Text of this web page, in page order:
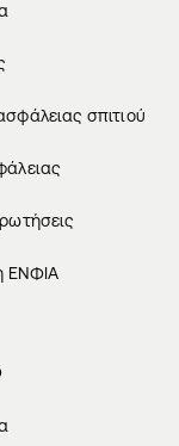
σπιτιού
ΕΝΦΙΑ